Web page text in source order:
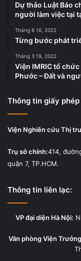
Dự thảo Luật Báo
người làm việc tại
Tháng 6 16, 2022
Từng bước phát
Tháng 3 19, 2022
Viện IMRIC tổ
Phước – Đất và
Thông tin giấy
Viện Nghiên cứu Thị
Trụ sở chính:414,
quận 7, TP.HCM.
Thông tin liên lạc:
VP đại diện Hà Nội:
Văn phòng Viện Trưởng